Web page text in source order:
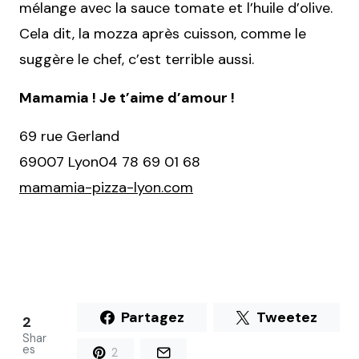
mélange avec la sauce tomate et l’huile d’olive.
Cela dit, la mozza après cuisson, comme le
suggère le chef, c’est terrible aussi.
Mamamia ! Je t’aime d’amour !
69 rue Gerland
69007 Lyon04 78 69 01 68
mamamia-pizza-lyon.com
2
Shar
es
Partagez Tweetez
2